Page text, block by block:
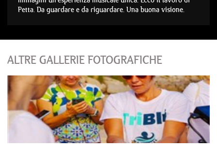
Petta. Da guardare e da riguardare. Una buona visione.
ALTRE GALLERIE FOTOGRAFICHE